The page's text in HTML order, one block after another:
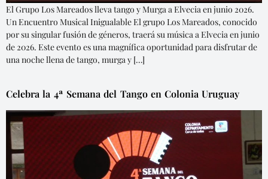
El Grupo Los Mareados lleva tango y Murga a Elvecia en junio 2026.
Un Encuentro Musical Inigualable El grupo Los Mareados, conocido
por su singular fusión de géneros, traerá su música a Elvecia en junio
de 2026. Este evento es una magnífica oportunidad para disfrutar de
una noche llena de tango, murga y […]
Celebra la 4ª Semana del Tango en Colonia Uruguay